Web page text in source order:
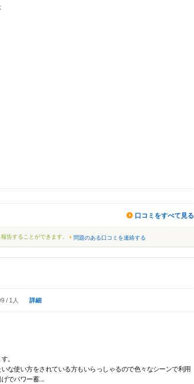
口コミをすべて見る
告することができます。 問題のある口コミを連絡する
1人 詳細
。
な使い方をされている方もいらっしゃるので色々なシーンで利用
でパワー蓄...